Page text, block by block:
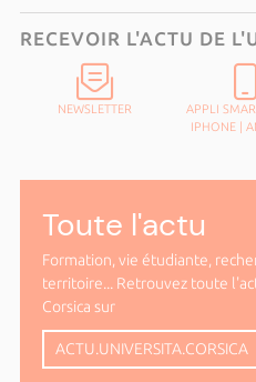
RECEVOIR L'ACTU DE
NEWSLETTER
APPLI
IPHONE|
Toute l'actu
Formation, vie étudiante,
territoire... Retrouvez toute
Corsica sur
ACTU.UNIVERSITA.CORSICA